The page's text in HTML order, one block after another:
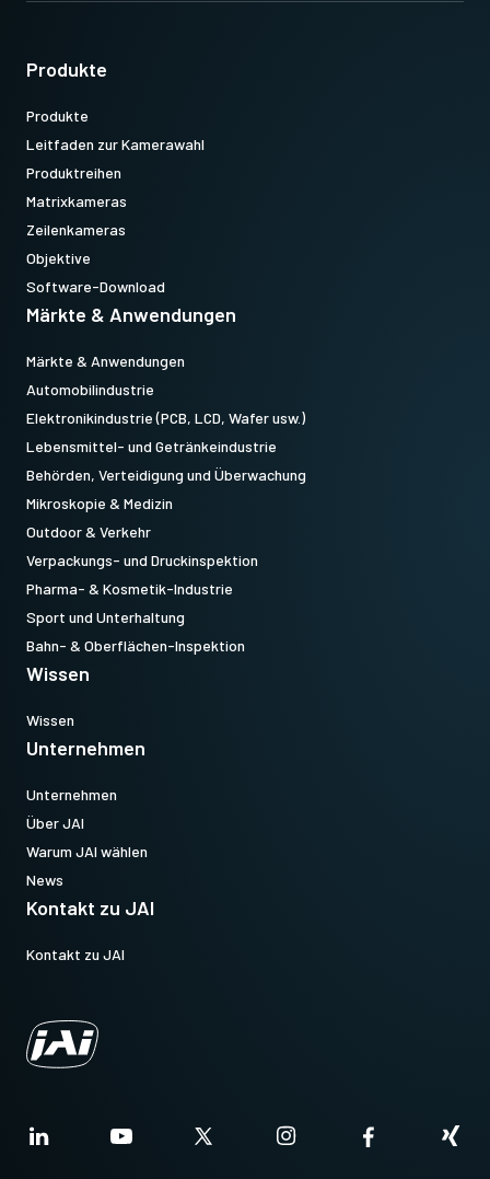
Produkte
Produkte
Leitfaden zur Kamerawahl
Produktreihen
Matrixkameras
Zeilenkameras
Objektive
Software-Download
Märkte & Anwendungen
Märkte & Anwendungen
Automobilindustrie
Elektronikindustrie (PCB, LCD, Wafer usw.)
Lebensmittel- und Getränkeindustrie
Behörden, Verteidigung und Überwachung
Mikroskopie & Medizin
Outdoor & Verkehr
Verpackungs- und Druckinspektion
Pharma- & Kosmetik-Industrie
Sport und Unterhaltung
Bahn- & Oberflächen-Inspektion
Wissen
Wissen
Unternehmen
Unternehmen
Über JAI
Warum JAI wählen
News
Kontakt zu JAI
Kontakt zu JAI